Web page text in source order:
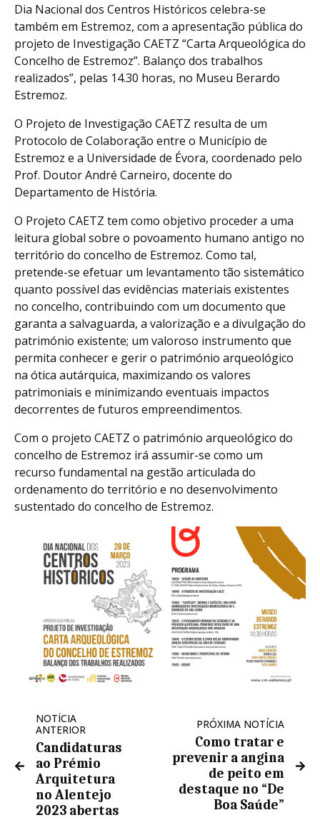
Dia Nacional dos Centros Históricos celebra-se
também em Estremoz, com a apresentação pública do
projeto de Investigação CAETZ “Carta Arqueológica do
Concelho de Estremoz”. Balanço dos trabalhos
realizados”, pelas 14.30 horas, no Museu Berardo
Estremoz.
O Projeto de Investigação CAETZ resulta de um
Protocolo de Colaboração entre o Município de
Estremoz e a Universidade de Évora, coordenado pelo
Prof. Doutor André Carneiro, docente do
Departamento de História.
O Projeto CAETZ tem como objetivo proceder a uma
leitura global sobre o povoamento humano antigo no
território do concelho de Estremoz. Como tal,
pretende-se efetuar um levantamento tão sistemático
quanto possível das evidências materiais existentes
no concelho, contribuindo com um documento que
garanta a salvaguarda, a valorização e a divulgação do
património existente; um valoroso instrumento que
permita conhecer e gerir o património arqueológico
na ótica autárquica, maximizando os valores
patrimoniais e minimizando eventuais impactos
decorrentes de futuros empreendimentos.
Com o projeto CAETZ o património arqueológico do
concelho de Estremoz irá assumir-se como um
recurso fundamental na gestão articulada do
ordenamento do território e no desenvolvimento
sustentado do concelho de Estremoz.
NOTÍCIA
ANTERIOR
Candidaturas
ao Prémio
Arquitetura
no Alentejo
2023 abertas
PRÓXIMA NOTÍCIA
Como tratar e
prevenir a angina
de peito em
destaque no “De
Boa Saúde”